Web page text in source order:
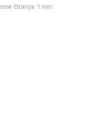
čitanja: 1 min